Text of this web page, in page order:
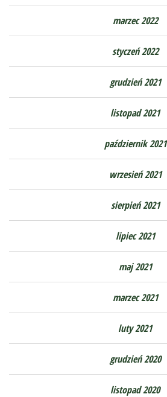
marzec 2022
styczeń 2022
grudzień 2021
listopad 2021
październik 2021
wrzesień 2021
sierpień 2021
lipiec 2021
maj 2021
marzec 2021
luty 2021
grudzień 2020
listopad 2020